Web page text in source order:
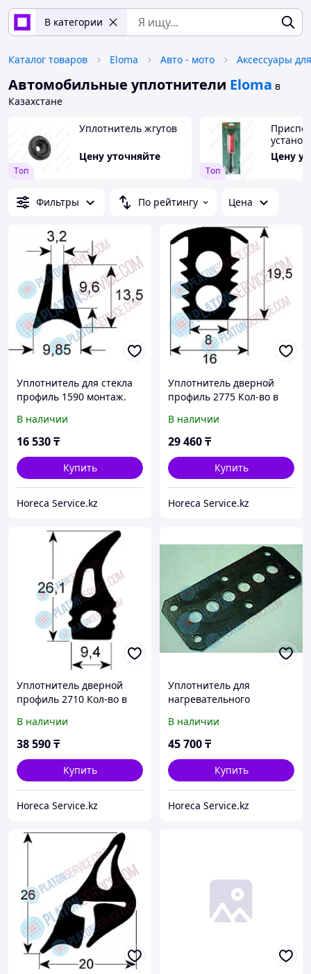
В категории
Каталог товаров Eloma Авто - мото Аксессуары
Автомобильные уплотнители Eloma в
Казахстане
Tоп
Уплотнитель жгутов
Цену уточняйте
Tоп
Цену
Фильтры По рейтингу Цена
Уплотнитель для стекла
профиль 1590 монтаж.
В наличии
16 530₸
Купить
Horeca Service.kz
Уплотнитель дверной
профиль 2775 Кол-во в
продаваемый по метрам
В наличии
29 460₸
Купить
Horeca Service.kz
Уплотнитель дверной
профиль 2710 Кол-во в
продаваемый по метрам
В наличии
38 590₸
Купить
Horeca Service.kz
Уплотнитель для
нагревательного
В наличии
45 700₸
Купить
Horeca Service.kz